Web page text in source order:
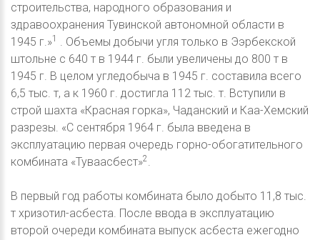
строительства, народного образования и
здравоохранения Тувинской автономной области в
1945 г.»1
. Объемы добычи угля только в Ээрбекской
штольне с 640 т в 1944 г. были увеличены до 800 т в
1945 г. В целом угледобыча в 1945 г. составила всего
6,5 тыс. т, а к 1960 г. достигла 112 тыс. т. Вступили в
строй шахта «Красная горка», Чаданский и Каа-Хемский
разрезы. «С сентября 1964 г. была введена в
эксплуатацию первая очередь горно-обогатительного
комбината «Туваасбест»2.
В первый год работы комбината было добыто 11,8 тыс.
т хризотил-асбеста. После ввода в эксплуатацию
второй очереди комбината выпуск асбеста ежегодно